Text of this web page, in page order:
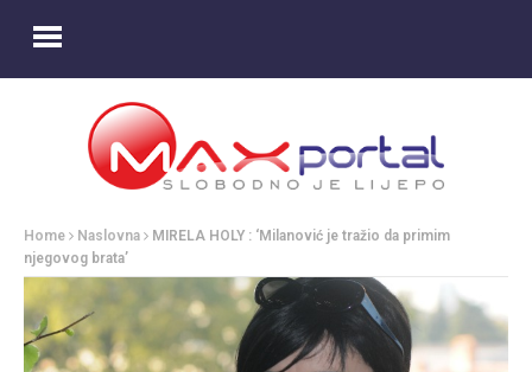
Home Naslovna
MIRELA HOLY : ‘Milanović je tražio da primim
njegovog brata’